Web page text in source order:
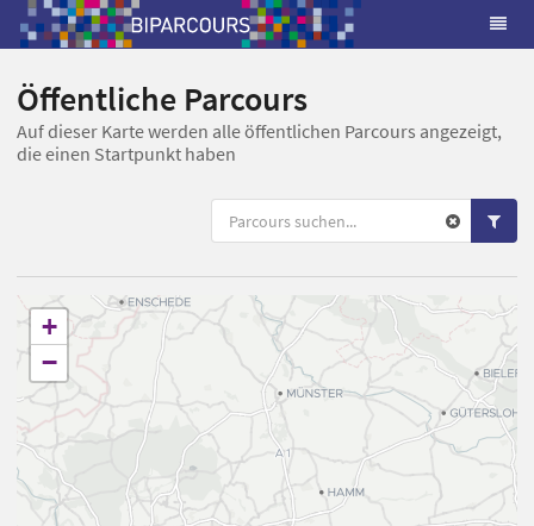
Öffentliche Parcours
Auf dieser Karte werden alle öffentlichen Parcours angezeigt,
die einen Startpunkt haben
+
−